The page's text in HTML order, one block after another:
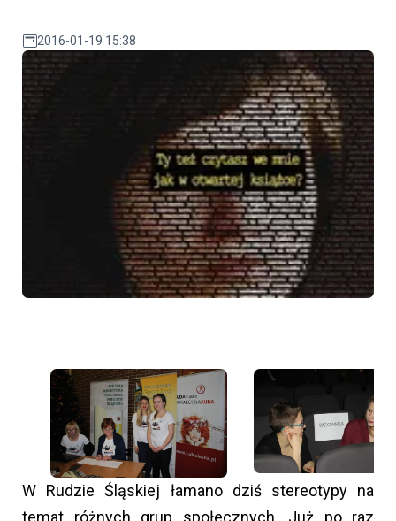
2016-01-19 15:38
W Rudzie Śląskiej łamano dziś stereotypy na
temat różnych grup społecznych. Już po raz